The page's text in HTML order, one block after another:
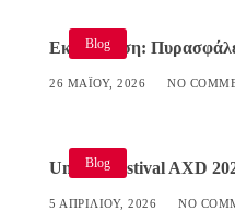
Blog
Εκπαίδευση:
26 ΜΑΪ́ΟΥ, 2026 NO
Blog
Umami Festival AXD
5 ΑΠΡΙΛΊΟΥ, 2026 NO